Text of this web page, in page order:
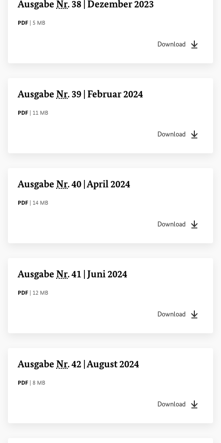
Ausgabe Nr. 38 | Dezember 2023
DATEITYP
PDF Dateigröße
5 MB
Download
Dateityppdf
Ausgabe Nr. 39 | Februar 2024
DATEITYP
PDF Dateigröße
11 MB
Download
Dateityppdf
Ausgabe Nr. 40 | April 2024
DATEITYP
PDF Dateigröße
14 MB
Download
Dateityppdf
Ausgabe Nr. 41 | Juni 2024
DATEITYP
PDF Dateigröße
12 MB
Download
Dateityppdf
Ausgabe Nr. 42 | August 2024
DATEITYP
PDF Dateigröße
8 MB
Download
Dateityppdf